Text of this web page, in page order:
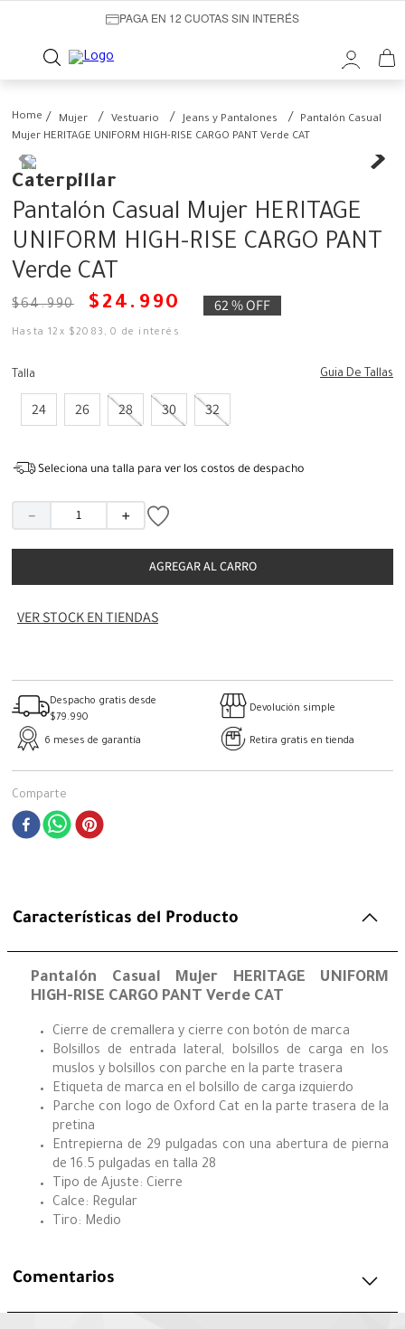
PAGA EN 12 CUOTAS SIN INTERÉS
Mujer Vestuario Jeans y Pantalones
Pantalón Casual
Mujer HERITAGE UNIFORM HIGH-RISE CARGO PANT Verde CAT
Caterpillar
Pantalón Casual Mujer HERITAGE
UNIFORM HIGH-RISE CARGO PANT
Verde CAT
$64.990 $ 24 . 990 62 %OFF
Hasta12 x $2083 ,0 de interés
Talla Guia De Tallas
24 26 28 30 32
Seleciona una talla para ver los costos de despacho
＋
－
AGREGAR AL CARRO
VER STOCK EN TIENDAS
Despacho gratis desde
$79.990
Devolución simple
6 meses de garantía Retira gratis en tienda
Comparte
Características del Producto
Pantalón Casual Mujer HERITAGE UNIFORM
HIGH-RISE CARGO PANT Verde CAT
Cierre de cremallera y cierre con botón de marca
Bolsillos de entrada lateral, bolsillos de carga en los
muslos y bolsillos con parche en la parte trasera
Etiqueta de marca en el bolsillo de carga izquierdo
Parche con logo de Oxford Cat en la parte trasera de la
pretina
Entrepierna de 29 pulgadas con una abertura de pierna
de 16.5 pulgadas en talla 28
Tipo de Ajuste: Cierre
Calce: Regular
Tiro: Medio
Comentarios